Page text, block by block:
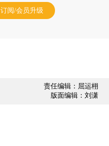
订阅/会员升级
责任编辑：屈运栩
版面编辑：刘潇